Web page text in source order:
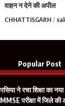
वाहन न देने की अपील
CHHATTISGARH
Popular Post
ने रचा शिक्षा का
परीक्षा में जिले